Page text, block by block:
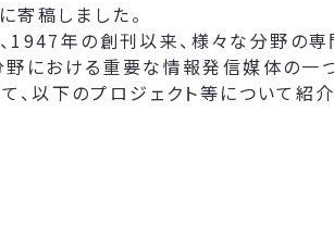
寄稿しました。
、1947年の創刊以来、様々な分野
における重要な情報発信媒体の一つ
以下のプロジェクト等について紹介